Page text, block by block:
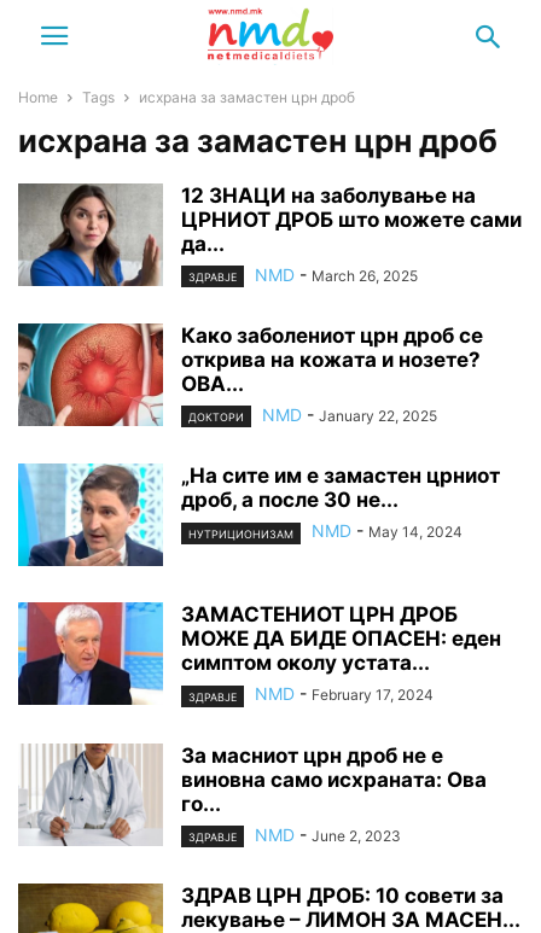
Home Tags исхрана за замастен црн дроб
исхрана за замастен црн дроб
12 ЗНАЦИ на заболување на
ЦРНИОТ ДРОБ што можете сами
да...
ЗДРАВЈЕ NMD - March 26, 2025
Како заболениот црн дроб се
открива на кожата и нозете?
ОВА...
ДОКТОРИ NMD - January 22, 2025
„На сите им е замаcтен црниот
дроб, а после 30 не...
НУТРИЦИОНИЗАМ NMD - May 14, 2024
ЗАМАСТЕНИОТ ЦРН ДРОБ
МОЖЕ ДА БИДЕ ОПАСЕН: еден
симптом околу устата...
ЗДРАВЈЕ NMD - February 17, 2024
За масниот црн дроб не е
виновна само исхраната: Ова
го...
ЗДРАВЈЕ NMD - June 2, 2023
ЗДРАВ ЦРН ДРОБ: 10 совети за
лекување – ЛИМОН ЗА МАСЕН...